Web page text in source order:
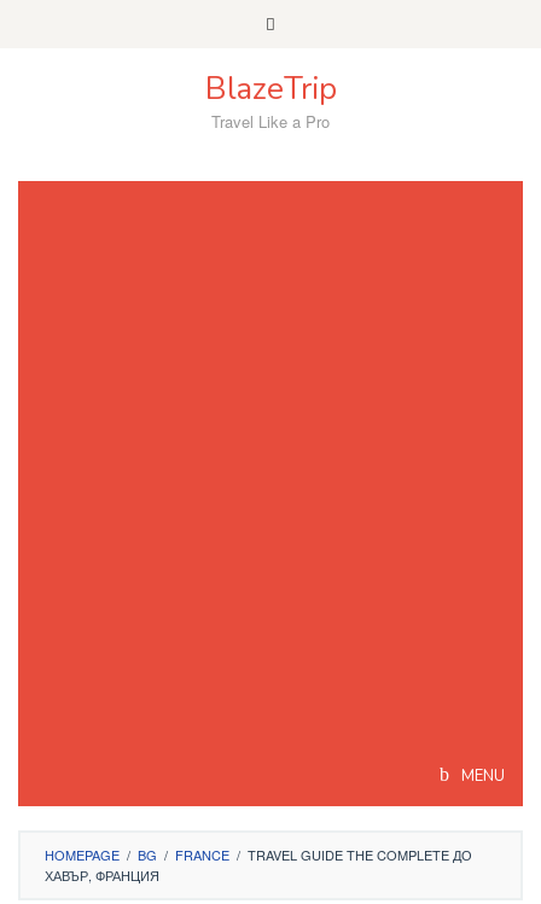
BlazeTrip
Travel Like a Pro
MENU
HOMEPAGE / BG / FRANCE / TRAVEL GUIDE THE COMPLETE ДО
ХАВЪР, ФРАНЦИЯ